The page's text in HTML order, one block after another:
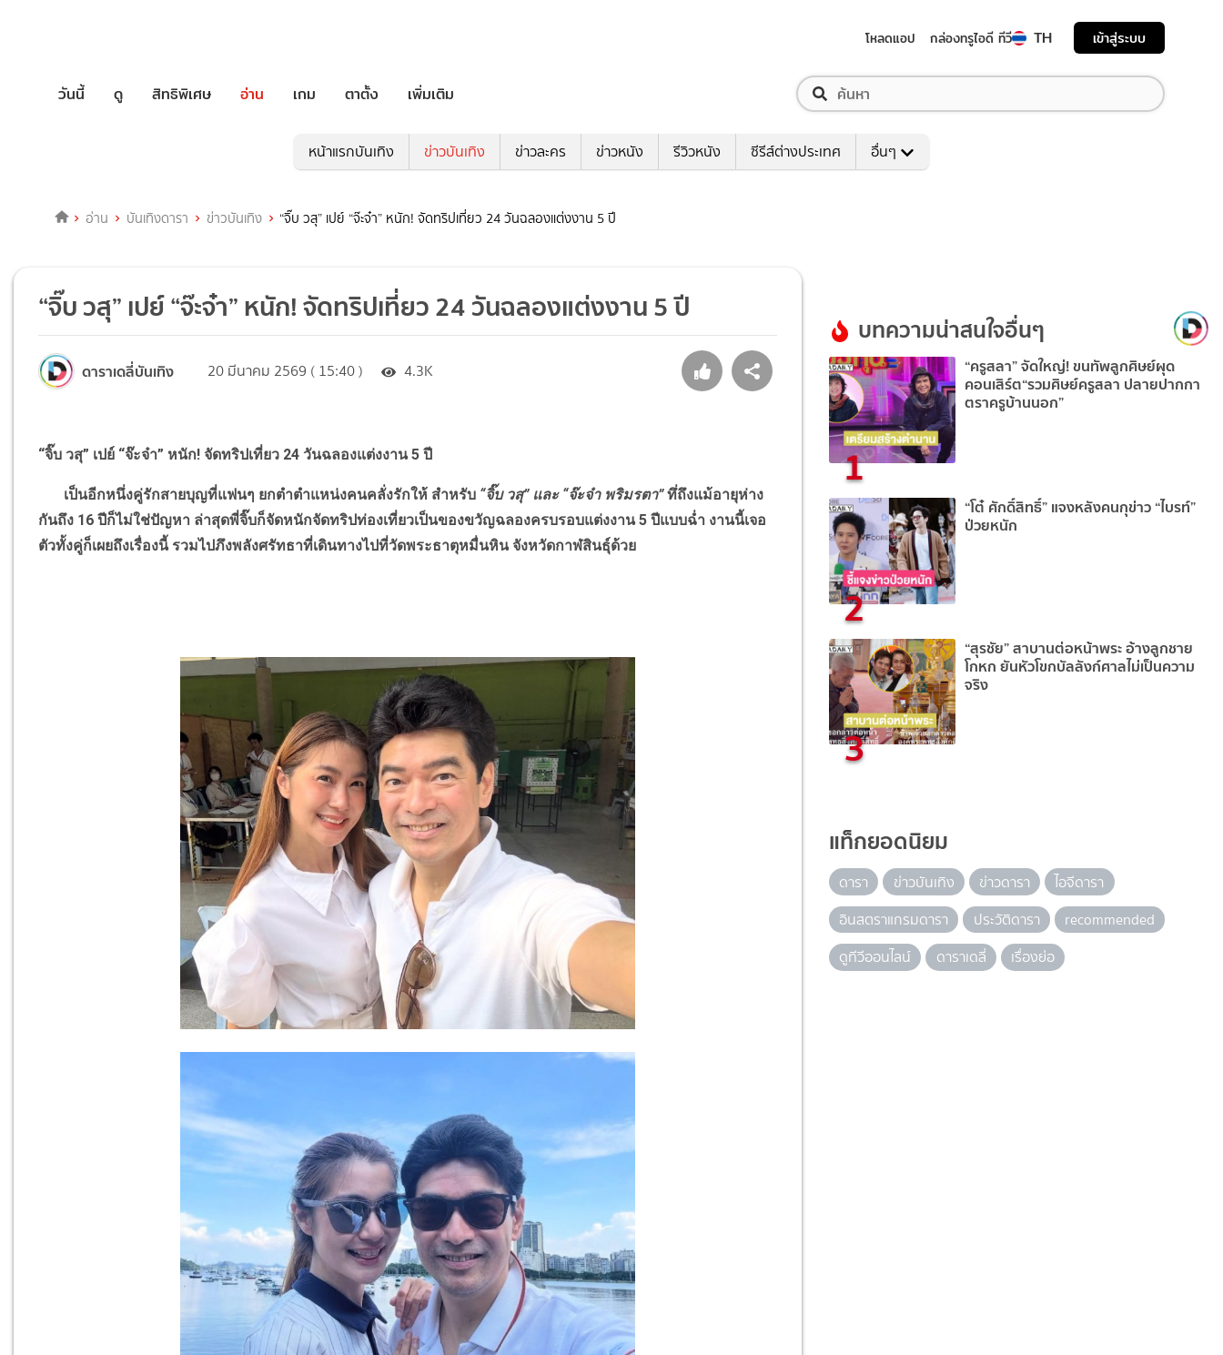
โหลดแอป กล่องทรูไอดี ทีวี TH เข้าสู่ระบบ
วันนี้ ดู สิทธิพิเศษ อ่าน เกม ตาตั้ง เพิ่มเติม
หน้าแรกบันเทิง ข่าวบันเทิง ข่าวละคร ข่าวหนัง รีวิวหนัง ซีรีส์ต่างประเทศ อื่นๆ
อ่าน บันเทิงดารา ข่าวบันเทิง “จิ๊บ วสุ” เปย์ “จ๊ะจ๋า” หนัก! จัดทริปเที่ยว 24 วันฉลองแต่งงาน 5 ปี
“จิ๊บ วสุ” เปย์ “จ๊ะจ๋า” หนัก! จัดทริปเที่ยว 24 วันฉลองแต่งงาน 5 ปี
ดาราเดลี่บันเทิง 20 มีนาคม 2569 ( 15:40 ) 4.3K
“จิ๊บ วสุ” เปย์ “จ๊ะจ๋า” หนัก! จัดทริปเที่ยว 24 วันฉลองแต่งงาน 5 ปี
เป็นอีกหนึ่งคู่รักสายบุญที่แฟนๆ ยกตำตำแหน่งคนคลั่งรักให้ สำหรับ “จิ๊บ วสุ” และ “จ๊ะจ๋า พริมรตา”ทึ่ถึงแม้อายุห่าง
กันถึง 16 ปีก็ไม่ใช่ปัญหา ล่าสุดพี่จิ๊บก็จัดหนักจัดทริปท่องเที่ยวเป็นของขวัญฉลองครบรอบแต่งงาน 5 ปีแบบฉ่ำ งานนี้เจอ
ตัวทั้งคู่ก็เผยถึงเรื่องนี้ รวมไปภึงพลังศรัทธาที่เดินทางไปที่วัดพระธาตุหมื่นหิน จังหวัดกาฬสินธุ์ด้วย
บทความน่าสนใจอื่นๆ
1
“ครูสลา” จัดใหญ่! ขนทัพลูกศิษย์ผุด
คอนเสิร์ต“รวมศิษย์ครูสลา ปลายปากกา
ตราครูบ้านนอก”
2
“โต๋ ศักดิ์สิทธิ์” แจงหลังคนกุข่าว “ไบรท์”
ป่วยหนัก
3
“สุรชัย” สาบานต่อหน้าพระ อ้างลูกชาย
โกหก ยันหัวโขกบัลลังก์ศาลไม่เป็นความ
จริง
แท็กยอดนิยม
ดารา ข่าวบันเทิง ข่าวดารา
ไอจีดารา
อินสตราแกรมดารา
ประวัติดารา
recommended
ดูทีวีออนไลน์
ดาราเดลี่ เรื่องย่อ